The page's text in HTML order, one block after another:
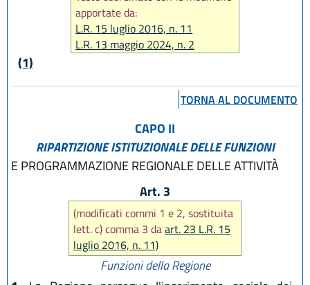
apportate da:
L.R. 15 luglio 2016, n. 11
L.R. 13 maggio 2024, n. 2
(1)
TORNA AL DOCUMENTO
CAPO II
RIPARTIZIONE ISTITUZIONALE DELLE FUNZIONI
E PROGRAMMAZIONE REGIONALE DELLE ATTIVITÀ
Art. 3
(modificati commi 1 e 2, sostituita
lett. c) comma 3 daart. 23 L.R. 15
luglio 2016, n. 11)
Funzioni della Regione